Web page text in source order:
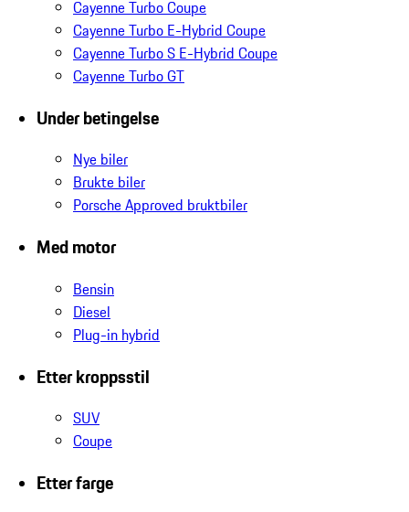
Cayenne Turbo Coupe
Cayenne Turbo E-Hybrid Coupe
Cayenne Turbo S E-Hybrid Coupe
Cayenne Turbo GT
Under betingelse
Nye biler
Brukte biler
Porsche Approved bruktbiler
Med motor
Bensin
Diesel
Plug-in hybrid
Etter kroppsstil
SUV
Coupe
Etter farge